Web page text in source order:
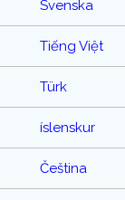
Svenska
Tiếng Việt
Türk
íslenskur
Čeština